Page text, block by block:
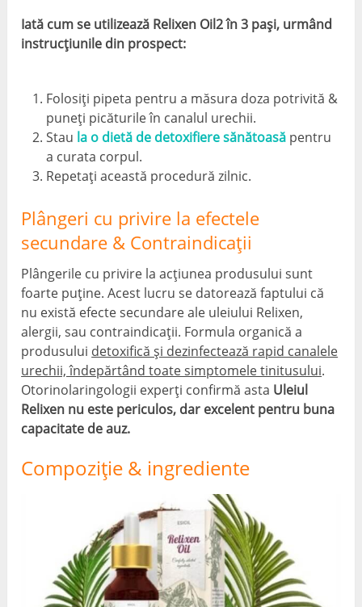
Iată cum se utilizează Relixen Oil2 în 3 pași, urmând
instrucțiunile din prospect:
Folosiți pipeta pentru a măsura doza potrivită &
puneți picăturile în canalul urechii.
Stau la o dietă de detoxifiere sănătoasăpentru
a curata corpul.
Repetați această procedură zilnic.
Plângeri cu privire la efectele
secundare & Contraindicații
Plângerile cu privire la acțiunea produsului sunt
foarte puține. Acest lucru se datorează faptului că
nu există efecte secundare ale uleiului Relixen,
alergii, sau contraindicații. Formula organică a
produsului detoxifică și dezinfectează rapid canalele
urechii, îndepărtând toate simptomele tinitusului.
Otorinolaringologii experți confirmă asta Uleiul
Relixen nu este periculos, dar excelent pentru buna
capacitate de auz.
Compoziţie & ingrediente